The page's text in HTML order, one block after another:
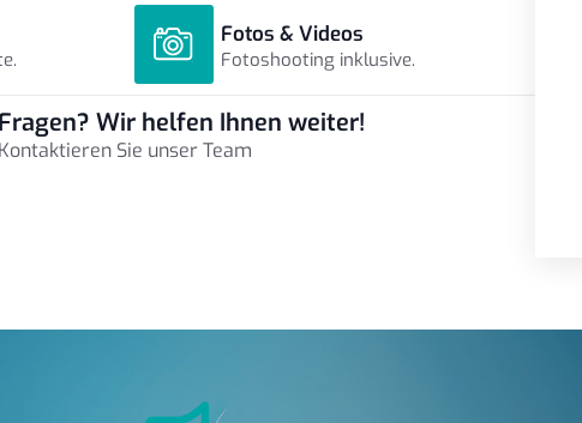
Fotos & Videos
Fotoshooting inklusive.
Fragen? Wir helfen Ihnen weiter!
Kontaktieren Sie unser Team